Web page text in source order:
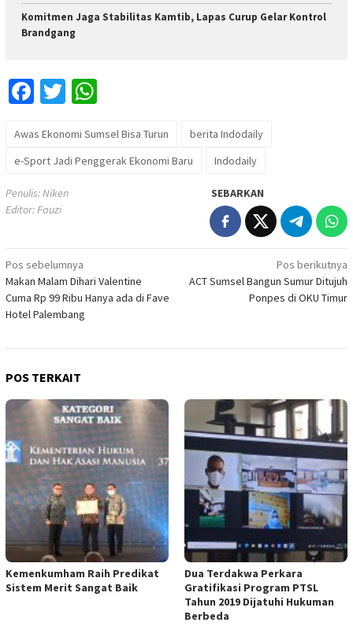
Komitmen Jaga Stabilitas Kamtib, Lapas Curup Gelar Kontrol
Brandgang
Facebook
Twitter
Awas Ekonomi Sumsel Bisa Turun
berita Indodaily
e-Sport Jadi Penggerak Ekonomi Baru
Indodaily
Penulis: Niken
Editor: Fauzi
SEBARKAN
Navigasi
pos
Pos sebelumnya
Makan Malam Dihari Valentine
Cuma Rp 99 Ribu Hanya ada di Fave
Hotel Palembang
Pos berikutnya
ACT Sumsel Bangun Sumur Ditujuh
Ponpes di OKU Timur
POS TERKAIT
Kemenkumham Raih Predikat
Sistem Merit Sangat Baik
Dua Terdakwa Perkara
Gratifikasi Program PTSL
Tahun 2019 Dijatuhi Hukuman
Berbeda